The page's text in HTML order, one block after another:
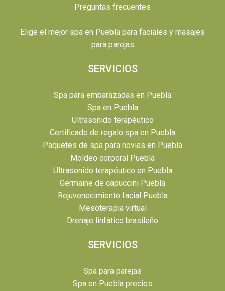
Preguntas frecuentes
Elige el mejor spa en Puebla para faciales y masajes
para parejas
SERVICIOS
Spa para embarazadas en Puebla
Spa en Puebla
Ultrasonido terapéutico
Certificado de regalo spa en Puebla
Paquetes de spa para novias en Puebla
Moldeo corporal Puebla
Ultrasonido terapéutico en Puebla
Germaine de capuccini Puebla
Rejuvenecimiento facial Puebla
Mesoterapia virtual
Drenaje linfático brasileño
SERVICIOS
Spa para parejas
Spa en Puebla precios